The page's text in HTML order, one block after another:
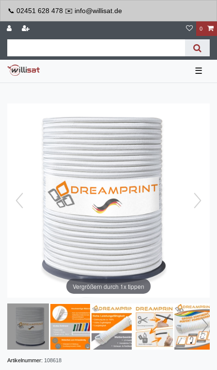
📞 02451 628 478 ✉️ info@willisat.de
0
☰
Vergrößern durch 1x tippen
Artikelnummer: 108618